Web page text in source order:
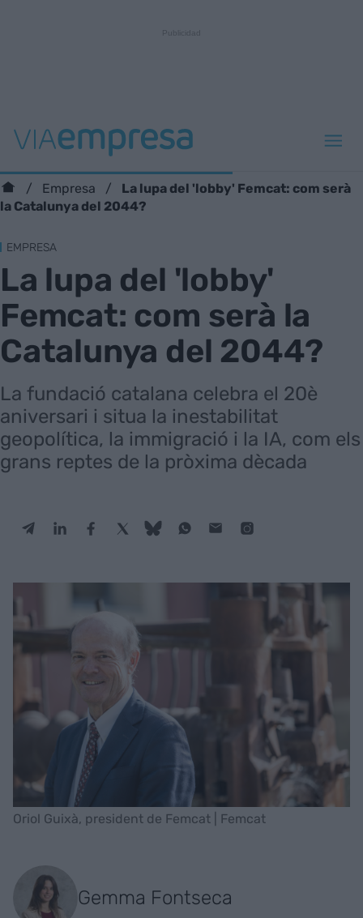
Empresa
La lupa del 'lobby' Femcat: com serà
la Catalunya del 2044?
EMPRESA
La lupa del 'lobby'
Femcat: com serà la
Catalunya del 2044?
La fundació catalana celebra el 20è
aniversari i situa la inestabilitat
geopolítica, la immigració i la IA, com els
grans reptes de la pròxima dècada
Oriol Guixà, president de Femcat | Femcat
Gemma Fontseca